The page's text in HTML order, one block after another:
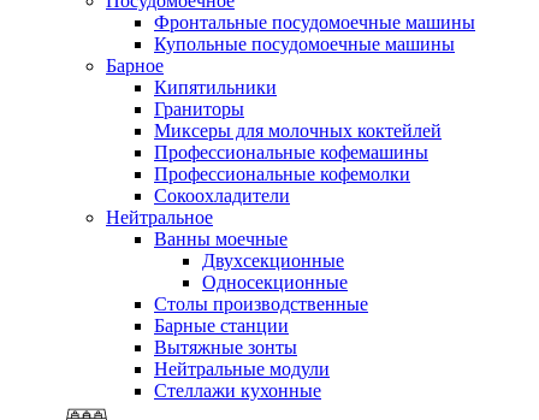
Фронтальные посудомоечные машины
Купольные посудомоечные машины
Барное
Кипятильники
Граниторы
Миксеры для молочных коктейлей
Профессиональные кофемашины
Профессиональные кофемолки
Сокоохладители
Нейтральное
Ванны моечные
Двухсекционные
Односекционные
Столы производственные
Барные станции
Вытяжные зонты
Нейтральные модули
Стеллажи кухонные